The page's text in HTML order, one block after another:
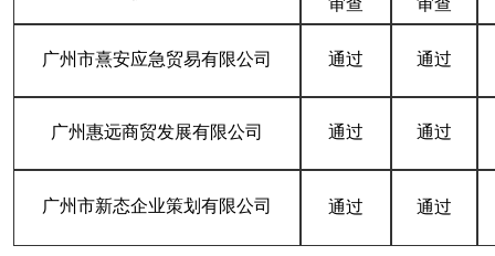
审查 审查
广州市熹安应急贸易有限公司 通过 通过
广州惠远商贸发展有限公司 通过 通过
广州市新态企业策划有限公司 通过 通过